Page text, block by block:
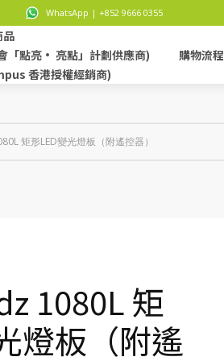
WhatsApp | +852 9666 0355
品
「點亮• 亮點」計劃供應商)
香港授權經銷商)
購物流程
矩形LED變光燈板（附遙控器）
1080L 矩
燈板（附遙